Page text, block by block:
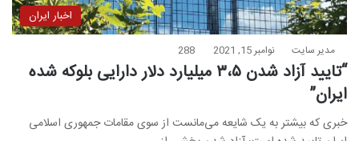
اخبار ایران
مدیر سایت نوامبر 15, 2021 288
“تایید آزاد شدن ۳،۵ میلیارد دلار دارایی بلوکه شده
ایران”
خبری که بیشتر به یک شایعه می‌مانست از سوی مقامات جمهوری اسلامی